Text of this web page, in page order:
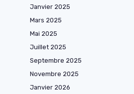
Janvier 2025
Mars 2025
Mai 2025
Juillet 2025
Septembre 2025
Novembre 2025
Janvier 2026